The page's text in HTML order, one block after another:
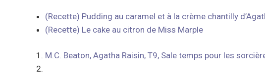
(Recette) Pudding au caramel et à la crème chantilly
(Recette) Le cake au citron de Miss Marple
M.C. Beaton, Agatha Raisin, T9, Sale temps pour les